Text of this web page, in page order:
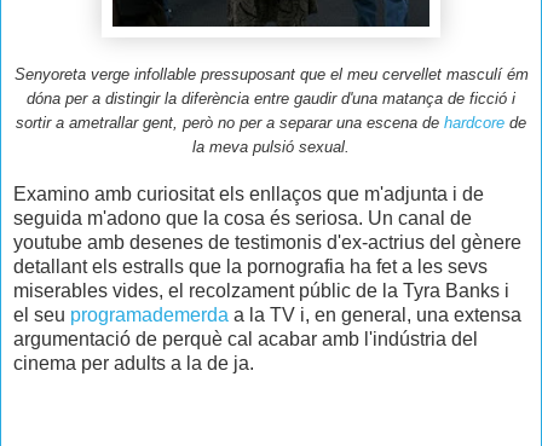
Senyoreta verge infollable pressuposant que el meu cervellet masculí ém
dóna per a distingir la diferència entre gaudir d'una matança de ficció i
sortir a ametrallar gent, però no per a separar una escena de hardcore de
la meva pulsió sexual.
Examino amb curiositat els enllaços que m'adjunta i de
seguida m'adono que la cosa és seriosa. Un canal de
youtube amb desenes de testimonis d'ex-actrius del gènere
detallant els estralls que la pornografia ha fet a les sevs
miserables vides, el recolzament públic de la Tyra Banks i
el seu programademerda a la TV i, en general, una extensa
argumentació de perquè cal acabar amb l'indústria del
cinema per adults a la de ja.